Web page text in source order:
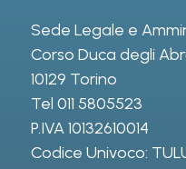
Sede Legale e
Corso Duca degli
10129 Torino
Tel 011 5805523
P.IVA 10132610014
Codice Univoco: